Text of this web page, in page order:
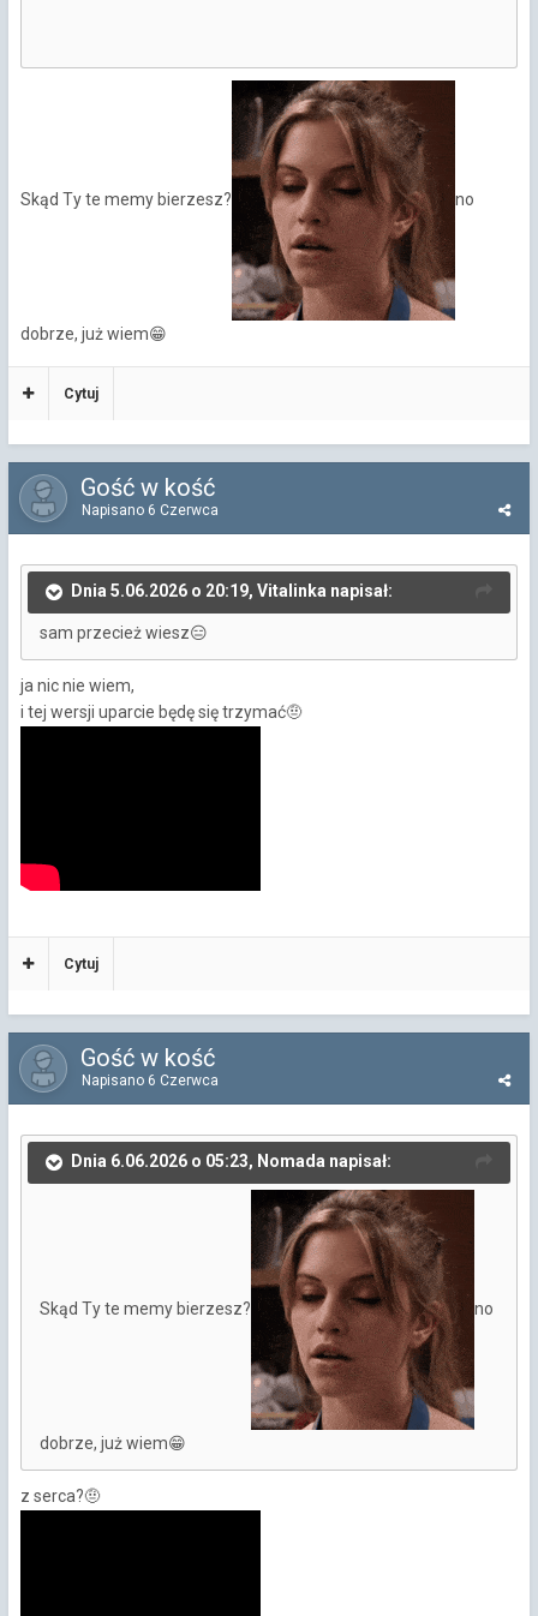
Skąd Ty te memy bierzesz? no
dobrze, już wiem😁
Cytuj
Gość w kość
Napisano 6 Czerwca
Dnia 5.06.2026 o 20:19, Vitalinka napisał:
sam przecież wiesz😑
ja nic nie wiem,
i tej wersji uparcie będę się trzymać🤨
Cytuj
Gość w kość
Napisano 6 Czerwca
Dnia 6.06.2026 o 05:23, Nomada napisał:
Skąd Ty te memy bierzesz? no
dobrze, już wiem😁
z serca?🤨